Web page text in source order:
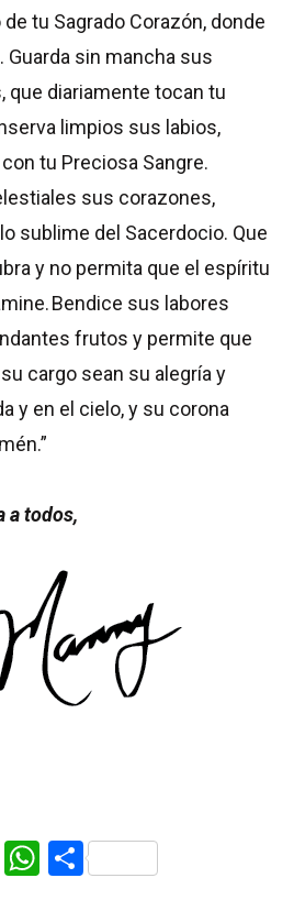
tu Sagrado Corazón, donde
Guarda sin mancha sus
que diariamente tocan tu
limpios sus labios,
tu Preciosa Sangre.
sus corazones,
sublime del Sacerdocio. Que
y no permita que el espíritu
Bendice sus labores
frutos y permite que
cargo sean su alegría y
y en el cielo, y su corona
a todos,
Message
WhatsApp
Share